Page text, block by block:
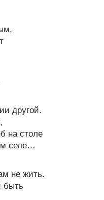
другой.
на столе
селе…
не жить.
быть